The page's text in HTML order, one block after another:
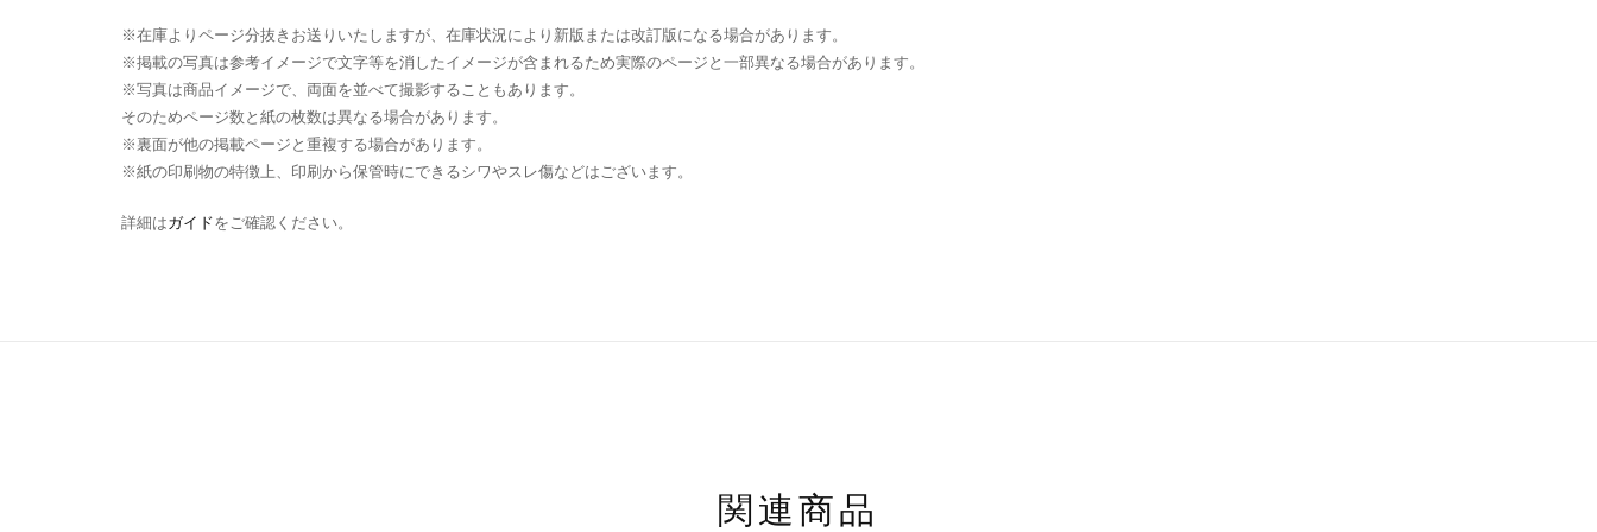
※在庫よりページ分抜きお送りいたしますが、在庫状況により新版または改訂版になる場合があります。
※掲載の写真は参考イメージで文字等を消したイメージが含まれるため実際のページと一部異なる場合があります。
※写真は商品イメージで、両面を並べて撮影することもあります。
そのためページ数と紙の枚数は異なる場合があります。
※裏面が他の掲載ページと重複する場合があります。
※紙の印刷物の特徴上、印刷から保管時にできるシワやスレ傷などはございます。
詳細はガイドをご確認ください。
関連商品